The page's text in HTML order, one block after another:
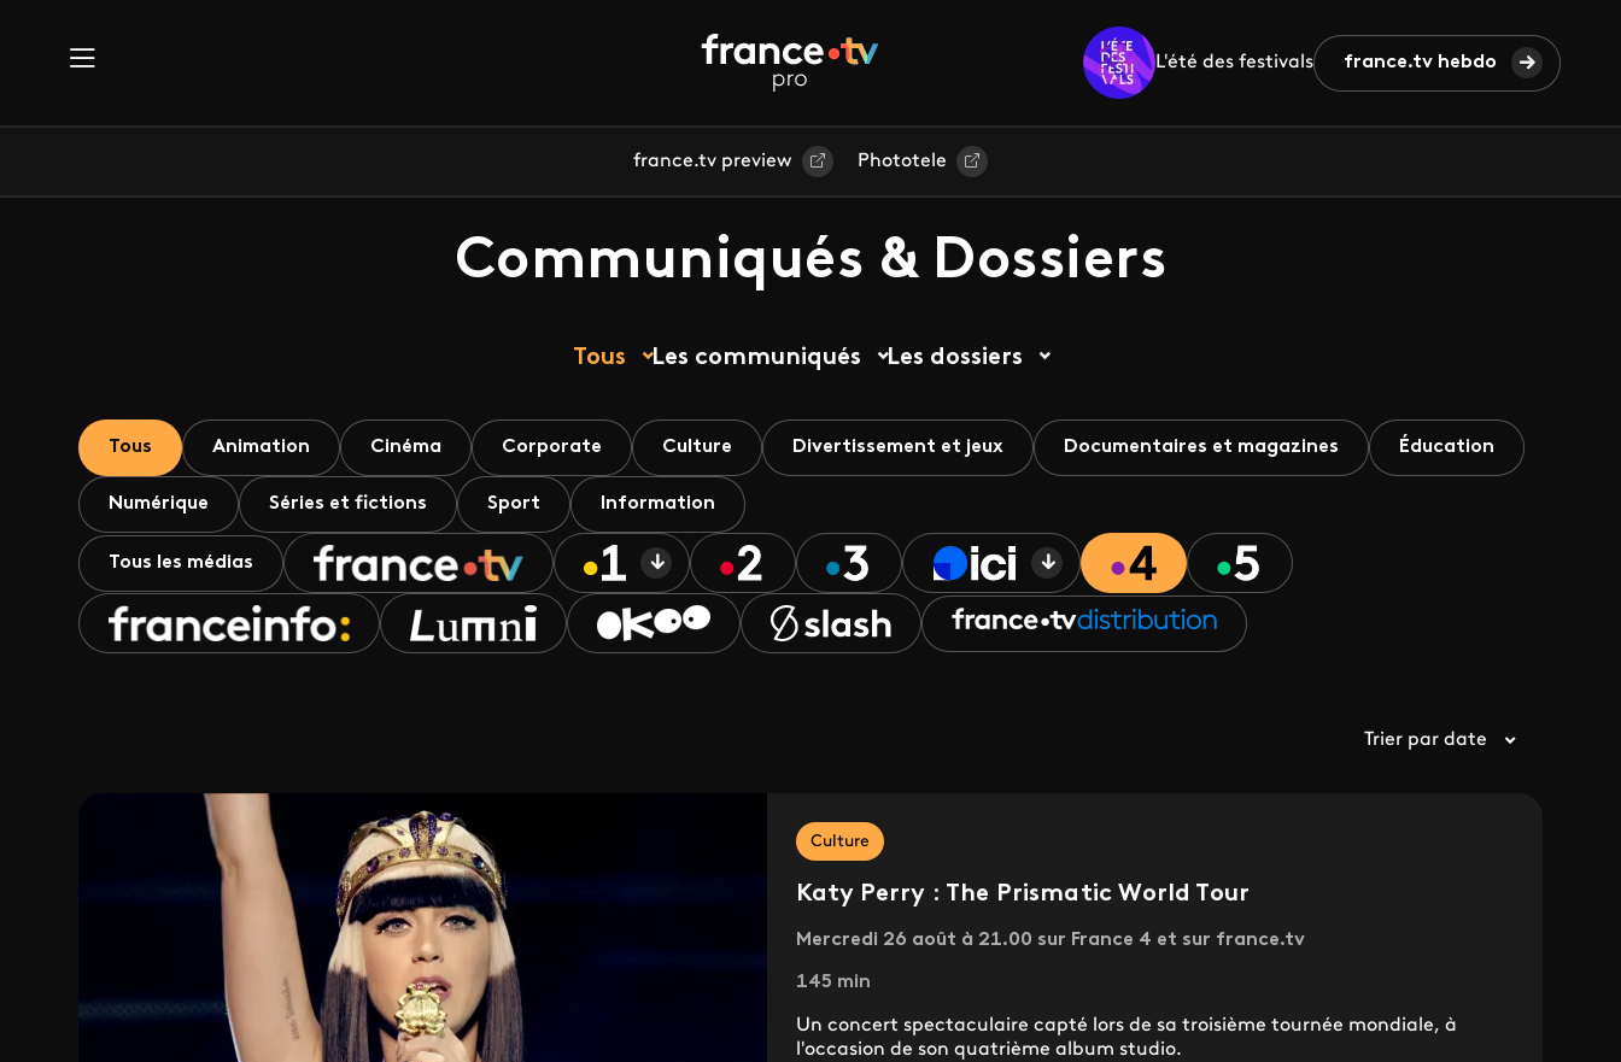
L'été des festivals france.tv hebdo
france.tv preview Phototele
Communiqués & Dossiers
Tous Les communiqués Les dossiers
Tous Animation Cinéma Corporate Culture Divertissement et jeux Documentaires et magazines Éducation
Numérique Séries et fictions Sport Information
Tous les médias
Trier par date
Culture
Katy Perry : The Prismatic World Tour
Mercredi 26 août à 21.00 sur France 4 et sur france.tv
145 min
Un concert spectaculaire capté lors de sa troisième tournée mondiale, à
l'occasion de son quatrième album studio.